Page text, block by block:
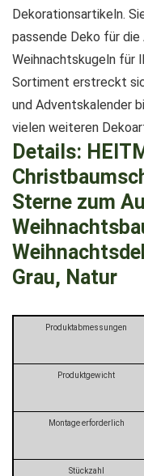
Dekorationsartikeln.
passende Deko für
Weihnachtskugeln für
Sortiment erstreckt
und Adventskalender
vielen weiteren
Details:
Sterne zum
Grau, Natur
Produktabmessungen
Produktgewicht
Montage erforderlich
Stückzahl